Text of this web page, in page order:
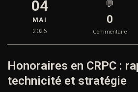
04
MAI
2026
💬
0
Commentaire
Honoraires en CRPC :
technicité et stratégie